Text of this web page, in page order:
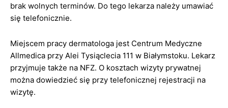
brak wolnych terminów. Do tego lekarza należy umawiać
się telefonicznie.
Miejscem pracy dermatologa jest Centrum Medyczne
Allmedica przy Alei Tysiąclecia 111 w Białymstoku. Lekarz
przyjmuje także na NFZ. O kosztach wizyty prywatnej
można dowiedzieć się przy telefonicznej rejestracji na
wizytę.